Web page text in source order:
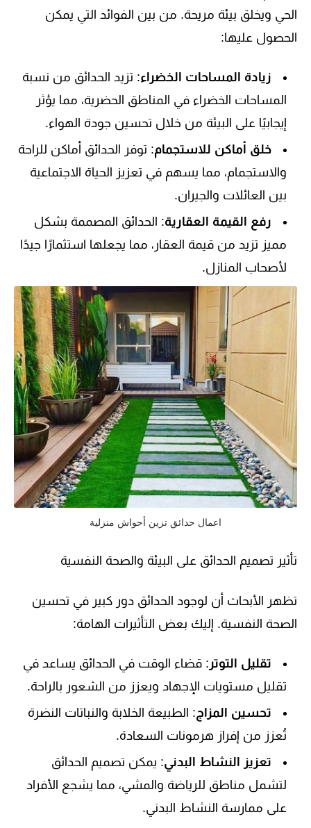
الحي ويخلق بيئة مريحة. من بين الفوائد التي يمكن
الحصول عليها:
زيادة المساحات الخضراء: تزيد الحدائق من نسبة
المساحات الخضراء في المناطق الحضرية، مما يؤثر
إيجابيًا على البيئة من خلال تحسين جودة الهواء.
خلق أماكن للاستجمام: توفر الحدائق أماكن للراحة
والاستجمام، مما يسهم في تعزيز الحياة الاجتماعية
بين العائلات والجيران.
رفع القيمة العقارية: الحدائق المصممة بشكل
مميز تزيد من قيمة العقار، مما يجعلها استثمارًا جيدًا
لأصحاب المنازل.
اعمال حدائق تزين أحواش منزلية
تأثير تصميم الحدائق على البيئة والصحة النفسية
تظهر الأبحاث أن لوجود الحدائق دور كبير في تحسين
الصحة النفسية. إليك بعض التأثيرات الهامة:
تقليل التوتر : قضاء الوقت في الحدائق يساعد في
تقليل مستويات الإجهاد ويعزز من الشعور بالراحة.
تحسين المزاج: الطبيعة الخلابة والنباتات النضرة
تُعزز من إفراز هرمونات السعادة.
تعزيز النشاط البدني: يمكن تصميم الحدائق
لتشمل مناطق للرياضة والمشي، مما يشجع الأفراد
على ممارسة النشاط البدني.